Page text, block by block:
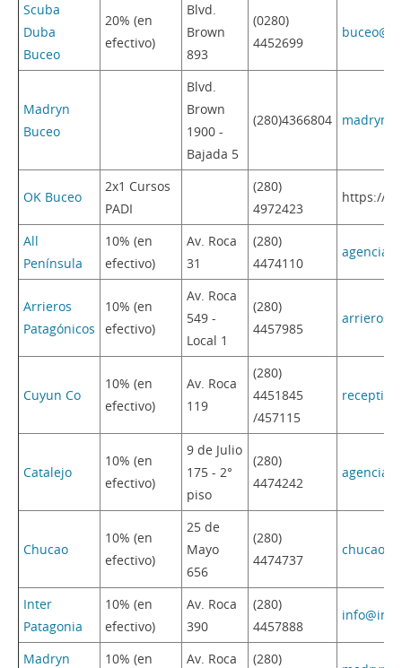
Scuba
Duba
Buceo
20% (en
efectivo)
Blvd.
Brown
893
(0280)
4452699
Madryn
Buceo
Blvd.
Brown
1900 -
Bajada 5
(280)4366804
OK Buceo
2x1 Cursos
PADI
(280)
4972423
https://
All
Península
10% (en
efectivo)
Av. Roca
31
(280)
4474110
Arrieros
Patagónicos
10% (en
efectivo)
Av. Roca
549 -
Local 1
(280)
4457985
Cuyun Co
10% (en
efectivo)
Av. Roca
119
(280)
4451845
/457115
Catalejo
10% (en
efectivo)
9 de Julio
175 - 2°
piso
(280)
4474242
Chucao
10% (en
efectivo)
25 de
Mayo
656
(280)
4474737
Inter
Patagonia
10% (en
efectivo)
Av. Roca
390
(280)
4457888
Madryn 10% (en Av. Roca (280)